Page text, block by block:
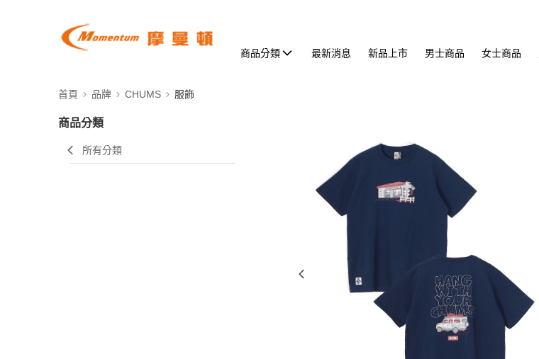
商品分類 最新消息 新品上市 男士商品 女士商品
首頁 品牌 CHUMS 服飾
商品分類
所有分類